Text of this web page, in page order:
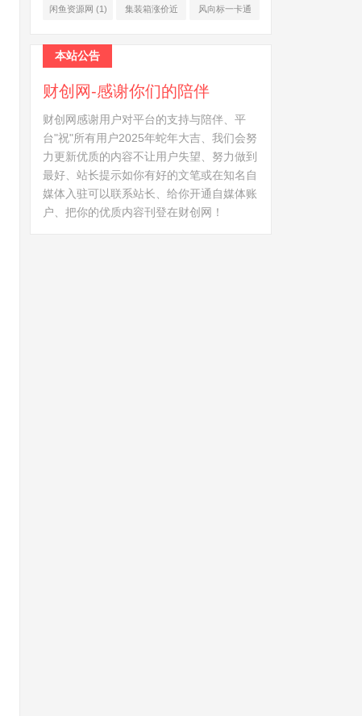
景(1) (1) 顺(1)
闲鱼资源网 (1) 集装箱涨价近 风向标一卡通
本站公告
财创网-感谢你们的陪伴
财创网感谢用户对平台的支持与陪伴、平
台"祝"所有用户2025年蛇年大吉、我们会努
力更新优质的内容不让用户失望、努力做到
最好、站长提示如你有好的文笔或在知名自
媒体入驻可以联系站长、给你开通自媒体账
户、把你的优质内容刊登在财创网！